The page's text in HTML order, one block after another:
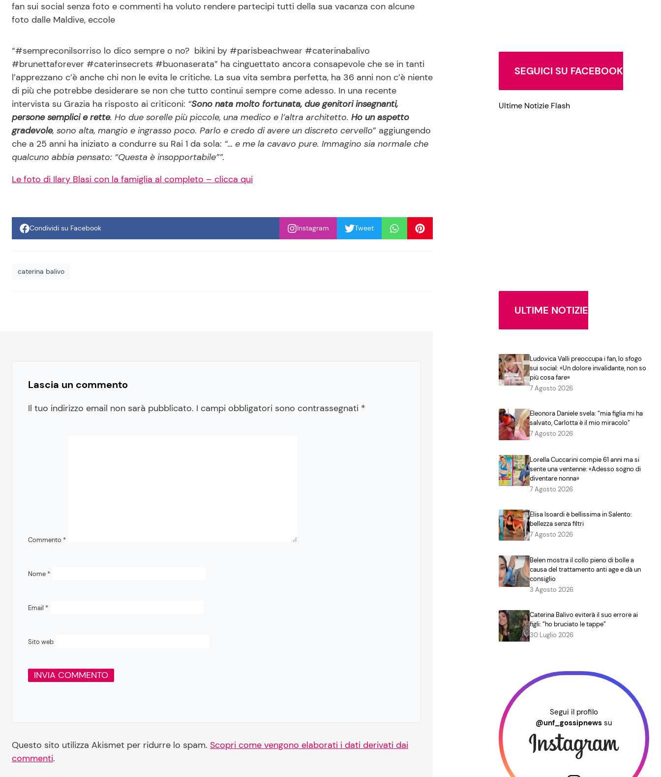
fan sui social senza foto e commenti ha voluto rendere partecipi tutti della sua vacanza con alcune
foto dalle Maldive, eccole
“#sempreconilsorriso lo dico sempre o no? bikini by #parisbeachwear #caterinabalivo
#brunettaforever #caterinsecrets #buonaserata” ha cinguettato ancora consapevole che se in tanti
l’apprezzano c’è anche chi non le evita le critiche. La sua vita sembra perfetta, ha 36 anni non c’è niente
di più che potrebbe desiderare se non che tutto continui sempre come adesso. In una recente
intervista su Grazia ha risposto ai criticoni: “Sono nata molto fortunata, due genitori insegnanti,
persone semplici e rette. Ho due sorelle più piccole, una medico e l’altra architetto. Ho un aspetto
gradevole, sono alta, mangio e ingrasso poco. Parlo e credo di avere un discreto cervello” aggiungendo
che a 25 anni ha iniziato a condurre su Rai 1 da sola: “… e me la cavavo pure. Immagino sia normale che
qualcuno abbia pensato: “Questa è insopportabile””.
Le foto di Ilary Blasi con la famiglia al completo – clicca qui
Condividi su Facebook Instagram Tweet
caterina balivo
Lascia un commento
Il tuo indirizzo email non sarà pubblicato. I campi obbligatori sono contrassegnati *
Commento *
Nome *
Email *
Sito web
Questo sito utilizza Akismet per ridurre lo spam. Scopri come vengono elaborati i dati derivati dai
commenti.
SEGUICI SU FACEBOOK
Ultime Notizie Flash
ULTIME NOTIZIE
Ludovica Valli preoccupa i fan, lo sfogo
sui social: «Un dolore invalidante, non so
più cosa fare»
7 Agosto 2026
Eleonora Daniele svela: “mia figlia mi ha
salvato, Carlotta è il mio miracolo”
7 Agosto 2026
Lorella Cuccarini compie 61 anni ma si
sente una ventenne: «Adesso sogno di
diventare nonna»
7 Agosto 2026
Elisa Isoardi è bellissima in Salento:
bellezza senza filtri
7 Agosto 2026
Belen mostra il collo pieno di bolle a
causa del trattamento anti age e dà un
consiglio
3 Agosto 2026
Caterina Balivo eviterà il suo errore ai
figli: “ho bruciato le tappe”
30 Luglio 2026
Segui il profilo
@unf_gossipnews su